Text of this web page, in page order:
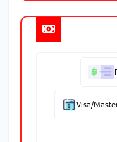
Visa/